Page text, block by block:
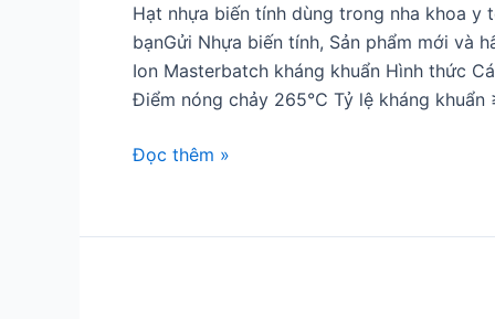
Hạt nhựa biến tính dùng trong nha khoa y
bạnGửi Nhựa biến tính, Sản phẩm mới và
Ion Masterbatch kháng khuẩn Hình thức
Điểm nóng chảy 265℃ Tỷ lệ kháng khuẩn
Đọc thêm »